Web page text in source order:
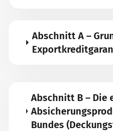
Abschnitt A –
Abschnitt B – Die
Bundes